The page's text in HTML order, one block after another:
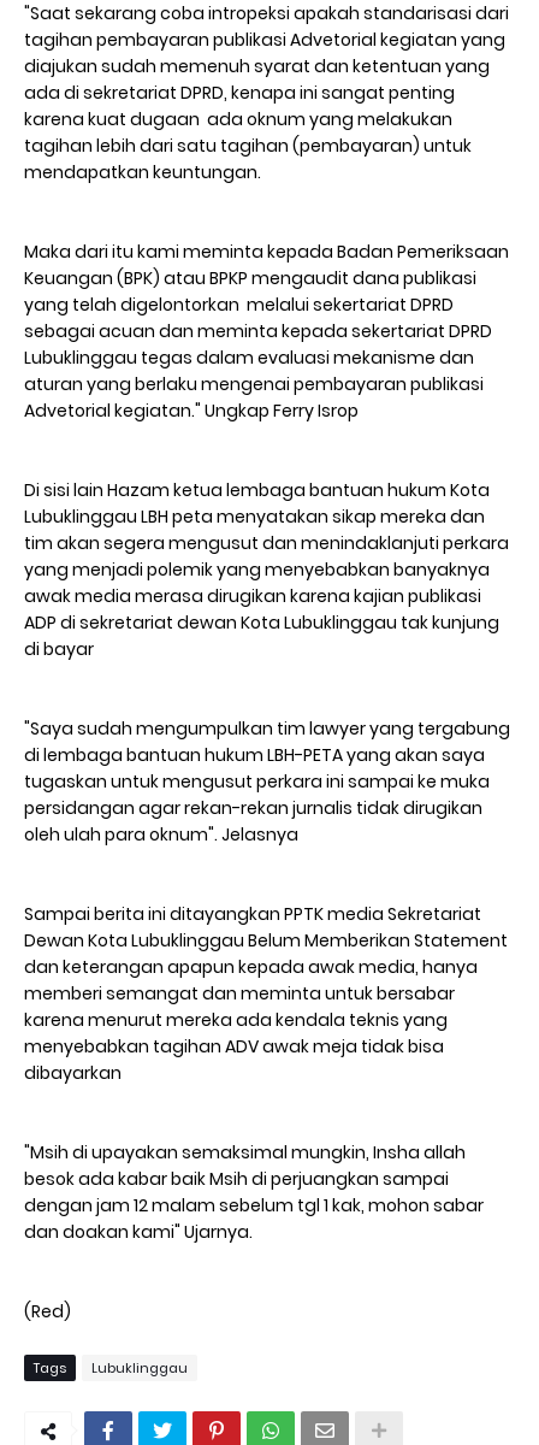
"Saat sekarang coba intropeksi apakah standarisasi dari
tagihan pembayaran publikasi Advetorial kegiatan yang
diajukan sudah memenuh syarat dan ketentuan yang
ada di sekretariat DPRD, kenapa ini sangat penting
karena kuat dugaan ada oknum yang melakukan
tagihan lebih dari satu tagihan (pembayaran) untuk
mendapatkan keuntungan.
Maka dari itu kami meminta kepada Badan Pemeriksaan
Keuangan (BPK) atau BPKP mengaudit dana publikasi
yang telah digelontorkan melalui sekertariat DPRD
sebagai acuan dan meminta kepada sekertariat DPRD
Lubuklinggau tegas dalam evaluasi mekanisme dan
aturan yang berlaku mengenai pembayaran publikasi
Advetorial kegiatan." Ungkap Ferry Isrop
Di sisi lain Hazam ketua lembaga bantuan hukum Kota
Lubuklinggau LBH peta menyatakan sikap mereka dan
tim akan segera mengusut dan menindaklanjuti perkara
yang menjadi polemik yang menyebabkan banyaknya
awak media merasa dirugikan karena kajian publikasi
ADP di sekretariat dewan Kota Lubuklinggau tak kunjung
di bayar
"Saya sudah mengumpulkan tim lawyer yang tergabung
di lembaga bantuan hukum LBH-PETA yang akan saya
tugaskan untuk mengusut perkara ini sampai ke muka
persidangan agar rekan-rekan jurnalis tidak dirugikan
oleh ulah para oknum". Jelasnya
Sampai berita ini ditayangkan PPTK media Sekretariat
Dewan Kota Lubuklinggau Belum Memberikan Statement
dan keterangan apapun kepada awak media, hanya
memberi semangat dan meminta untuk bersabar
karena menurut mereka ada kendala teknis yang
menyebabkan tagihan ADV awak meja tidak bisa
dibayarkan
"Msih di upayakan semaksimal mungkin, Insha allah
besok ada kabar baik Msih di perjuangkan sampai
dengan jam 12 malam sebelum tgl 1 kak, mohon sabar
dan doakan kami" Ujarnya.
(Red)
Tags Lubuklinggau